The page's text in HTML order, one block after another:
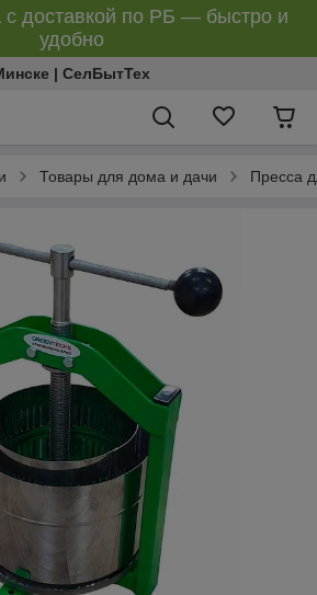
с доставкой по РБ — быстро и
удобно
| СелБытТех
Товары для дома и дачи Пресса